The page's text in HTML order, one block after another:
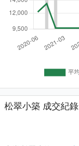
松翠小築 成交紀錄